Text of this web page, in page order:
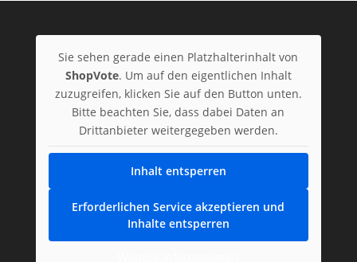
Sie sehen gerade einen Platzhalterinhalt von
ShopVote. Um auf den eigentlichen Inhalt
zuzugreifen, klicken Sie auf den Button unten.
Bitte beachten Sie, dass dabei Daten an
Drittanbieter weitergegeben werden.
Inhalt entsperren
Erforderlichen Service akzeptieren und
Inhalte entsperren